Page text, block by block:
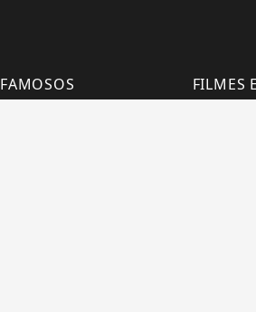
FAMOSOS FILMES